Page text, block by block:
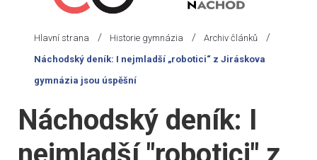
Hlavní strana / Historie gymnázia / Archiv článků /
Náchodský deník: I nejmladší „robotici“ z Jiráskova
gymnázia jsou úspěšní
Náchodský deník: I